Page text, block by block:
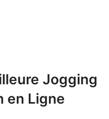
Jogging
en Ligne